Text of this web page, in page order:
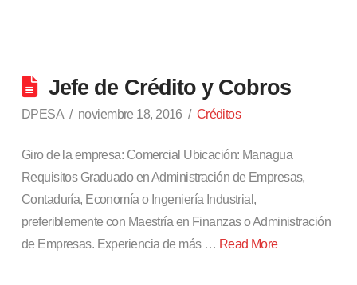
Jefe de Crédito y Cobros
DPESA noviembre 18, 2016 Créditos
Giro de la empresa: Comercial Ubicación: Managua
Requisitos Graduado en Administración de Empresas,
Contaduría, Economía o Ingeniería Industrial,
preferiblemente con Maestría en Finanzas o Administración
de Empresas. Experiencia de más … Read More